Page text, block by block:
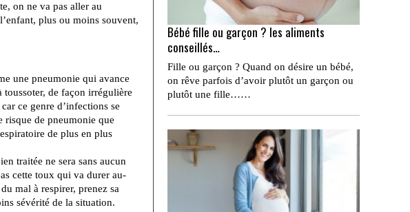
on ne va pas aller au
plus ou moins souvent,
une pneumonie qui avance
toussoter, de façon irrégulière
ce genre d’infections se
risque de pneumonie que
de plus en plus
traitée ne sera sans aucun
cette toux qui va durer au-
mal à respirer, prenez sa
sévérité de la situation.
Bébé fille ou garçon ? les aliments
conseillés…
Fille ou garçon ? Quand on désire un bébé,
on rêve parfois d’avoir plutôt un garçon ou
plutôt une fille……